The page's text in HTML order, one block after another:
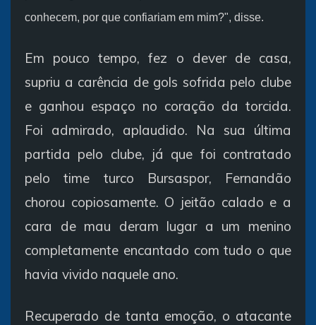
conhecem, por que confiariam em mim?", disse.
Em pouco tempo, fez o dever de casa,
supriu a carência de gols sofrida pelo clube
e ganhou espaço no coração da torcida.
Foi admirado, aplaudido. Na sua última
partida pelo clube, já que foi contratado
pelo time turco Bursaspor, Fernandão
chorou copiosamente. O jeitão calado e a
cara de mau deram lugar a um menino
completamente encantado com tudo o que
havia vivido naquele ano.
Recuperado de tanta emoção, o atacante